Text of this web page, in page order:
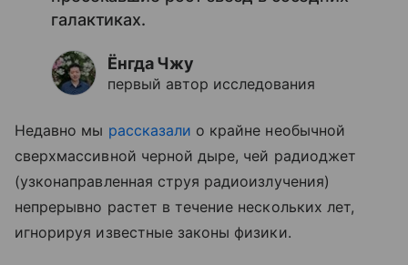
галактиках.
Ёнгда Чжу
первый автор исследования
Недавно мы рассказали о крайне необычной
сверхмассивной черной дыре, чей радиоджет
(узконаправленная струя радиоизлучения)
непрерывно растет в течение нескольких лет,
игнорируя известные законы физики.